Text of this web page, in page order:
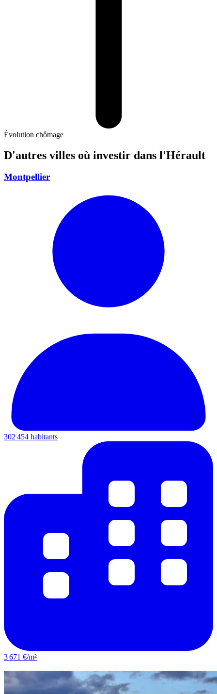
Évolution chômage
D'autres villes où investir dans l'Hérault
Montpellier
302 454 habitants
3 671 €/m²
Lunel